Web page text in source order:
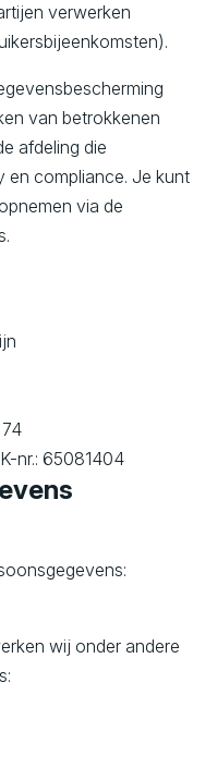
verwerken
van betrokkenen
afdeling die
compliance. Je kunt
via de
nr.: 65081404
wij onder andere